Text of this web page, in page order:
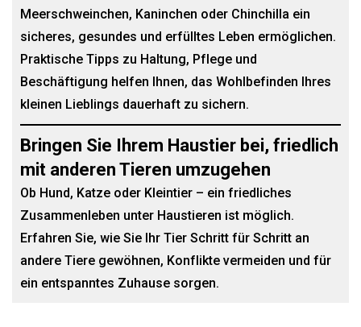
Meerschweinchen, Kaninchen oder Chinchilla ein
sicheres, gesundes und erfülltes Leben ermöglichen.
Praktische Tipps zu Haltung, Pflege und
Beschäftigung helfen Ihnen, das Wohlbefinden Ihres
kleinen Lieblings dauerhaft zu sichern.
Bringen Sie Ihrem Haustier bei, friedlich
mit anderen Tieren umzugehen
Ob Hund, Katze oder Kleintier – ein friedliches
Zusammenleben unter Haustieren ist möglich.
Erfahren Sie, wie Sie Ihr Tier Schritt für Schritt an
andere Tiere gewöhnen, Konflikte vermeiden und für
ein entspanntes Zuhause sorgen.